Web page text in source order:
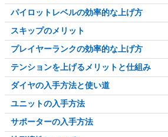
パイロットレベルの効率的な上げ方
スキップのメリット
プレイヤーランクの効率的な上げ方
テンションを上げるメリットと仕組み
ダイヤの入手方法と使い道
ユニットの入手方法
サポーターの入手方法